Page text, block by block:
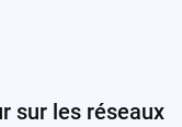
sur les réseaux